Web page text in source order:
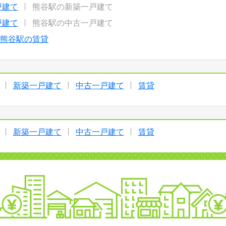
て
熊谷駅の新築一戸建て
て
熊谷駅の中古一戸建て
熊谷駅の賃貸
新築一戸建て 中古一戸建て 賃貸
新築一戸建て 中古一戸建て 賃貸